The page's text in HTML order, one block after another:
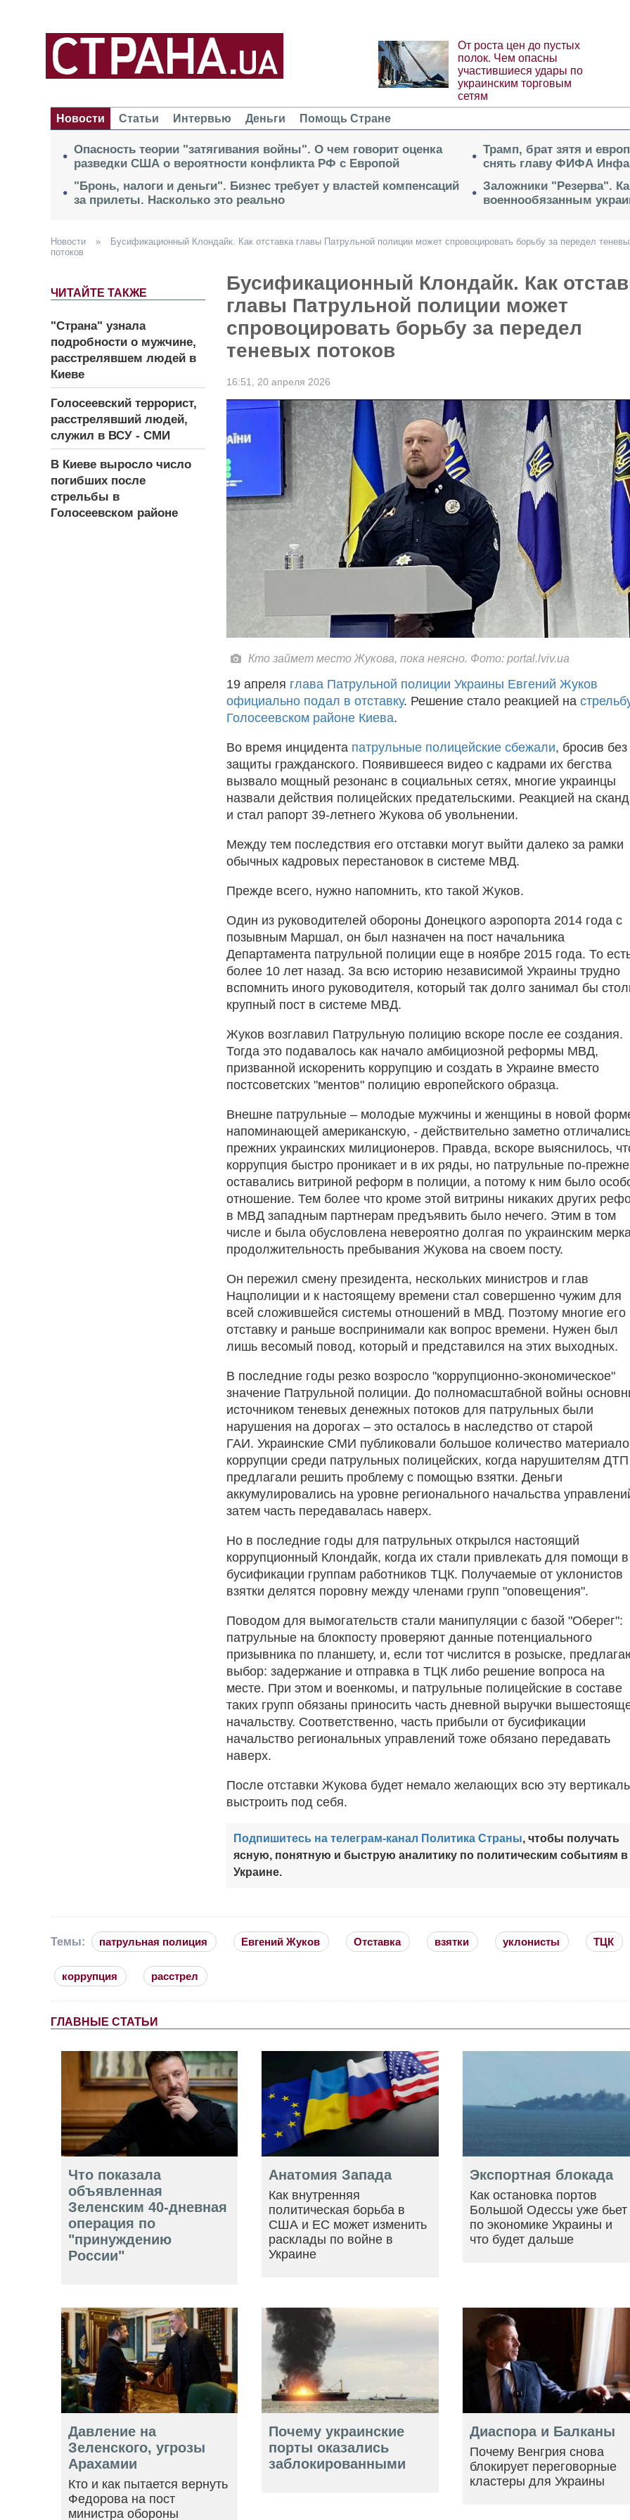
От роста цен до пустых
полок. Чем опасны
участившиеся удары по
украинским торговым
сетям
Новости
Статьи Интервью Деньги Помощь Стране
Опасность теории "затягивания войны". О чем говорит оценка
разведки США о вероятности конфликта РФ с Европой
"Бронь, налоги и деньги". Бизнес требует у властей компенсаций
за прилеты. Насколько это реально
Трамп, брат зятя и
снять главу ФИФА
Заложники "Резерва".
военнообязанным
Новости »
Бусификационный Клондайк. Как отставка главы Патрульной полиции может спровоцировать борьбу за передел
потоков
ЧИТАЙТЕ ТАКЖЕ
"Страна" узнала
подробности о мужчине,
расстрелявшем людей в
Киеве
Голосеевский террорист,
расстрелявший людей,
служил в ВСУ - СМИ
В Киеве выросло число
погибших после
стрельбы в
Голосеевском районе
Бусификационный Клондайк. Как
главы Патрульной полиции может
спровоцировать борьбу за передел
теневых потоков
16:51, 20 апреля 2026
Кто займет место Жукова, пока неясно. Фото: portal.lviv.ua
19 апреля глава Патрульной полиции Украины Евгений Жуков
официально подал в отставку. Решение стало реакцией на
Голосеевском районе Киева.
Во время инцидента патрульные полицейские сбежали, бросив без
защиты гражданского. Появившееся видео с кадрами их бегства
вызвало мощный резонанс в социальных сетях, многие украинцы
назвали действия полицейских предательскими. Реакцией на
и стал рапорт 39-летнего Жукова об увольнении.
Между тем последствия его отставки могут выйти далеко за рамки
обычных кадровых перестановок в системе МВД.
Прежде всего, нужно напомнить, кто такой Жуков.
Один из руководителей обороны Донецкого аэропорта 2014 года с
позывным Маршал, он был назначен на пост начальника
Департамента патрульной полиции еще в ноябре 2015 года. То
более 10 лет назад. За всю историю независимой Украины трудно
вспомнить иного руководителя, который так долго занимал бы
крупный пост в системе МВД.
Жуков возглавил Патрульную полицию вскоре после ее создания.
Тогда это подавалось как начало амбициозной реформы МВД,
призванной искоренить коррупцию и создать в Украине вместо
постсоветских "ментов" полицию европейского образца.
Внешне патрульные – молодые мужчины и женщины в новой
напоминающей американскую, - действительно заметно
прежних украинских милиционеров. Правда, вскоре выяснилось,
коррупция быстро проникает и в их ряды, но патрульные по-
оставались витриной реформ в полиции, а потому к ним было
отношение. Тем более что кроме этой витрины никаких других
в МВД западным партнерам предъявить было нечего. Этим в том
числе и была обусловлена невероятно долгая по украинским
продолжительность пребывания Жукова на своем посту.
Он пережил смену президента, нескольких министров и глав
Нацполиции и к настоящему времени стал совершенно чужим для
всей сложившейся системы отношений в МВД. Поэтому многие его
отставку и раньше воспринимали как вопрос времени. Нужен был
лишь весомый повод, который и представился на этих выходных.
В последние годы резко возросло "коррупционно-экономическое"
значение Патрульной полиции. До полномасштабной войны
источником теневых денежных потоков для патрульных были
нарушения на дорогах – это осталось в наследство от старой
ГАИ. Украинские СМИ публиковали большое количество
коррупции среди патрульных полицейских, когда нарушителям ДТП
предлагали решить проблему с помощью взятки. Деньги
аккумулировались на уровне регионального начальства
затем часть передавалась наверх.
Но в последние годы для патрульных открылся настоящий
коррупционный Клондайк, когда их стали привлекать для помощи в
бусификации группам работников ТЦК. Получаемые от уклонистов
взятки делятся поровну между членами групп "оповещения".
Поводом для вымогательств стали манипуляции с базой "Оберег":
патрульные на блокпосту проверяют данные потенциального
призывника по планшету, и, если тот числится в розыске,
выбор: задержание и отправка в ТЦК либо решение вопроса на
месте. При этом и военкомы, и патрульные полицейские в составе
таких групп обязаны приносить часть дневной выручки
начальству. Соответственно, часть прибыли от бусификации
начальство региональных управлений тоже обязано передавать
наверх.
После отставки Жукова будет немало желающих всю эту вертикаль
выстроить под себя.
Подпишитесь на телеграм-канал Политика Страны, чтобы получать
ясную, понятную и быструю аналитику по политическим событиям в
Украине.
Темы: патрульная полиция Евгений Жуков Отставка взятки уклонисты ТЦК
коррупция расстрел
ГЛАВНЫЕ СТАТЬИ
Что показала
объявленная
Зеленским 40-дневная
операция по
"принуждению
России"
Анатомия Запада
Как внутренняя
политическая борьба в
США и ЕС может изменить
расклады по войне в
Украине
Экспортная блокада
Как остановка портов
Большой Одессы уже бьет
по экономике Украины и
что будет дальше
Давление на
Зеленского, угрозы
Арахамии
Кто и как пытается вернуть
Федорова на пост
министра обороны
Почему украинские
порты оказались
заблокированными
Диаспора и Балканы
Почему Венгрия снова
блокирует переговорные
кластеры для Украины